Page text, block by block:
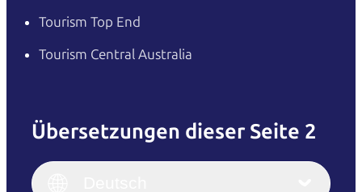
Tourism Top End
Tourism Central Australia
Übersetzungen dieser Seite 2
Italiano